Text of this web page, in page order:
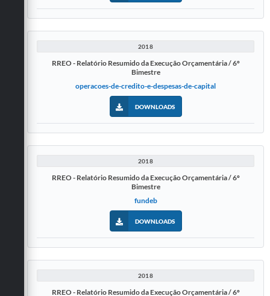
2018
RREO - Relatório Resumido da Execução Orçamentária / 6º
Bimestre
operacoes-de-credito-e-despesas-de-capital
DOWNLOADS
2018
RREO - Relatório Resumido da Execução Orçamentária / 6º
Bimestre
fundeb
DOWNLOADS
2018
RREO - Relatório Resumido da Execução Orçamentária / 6º